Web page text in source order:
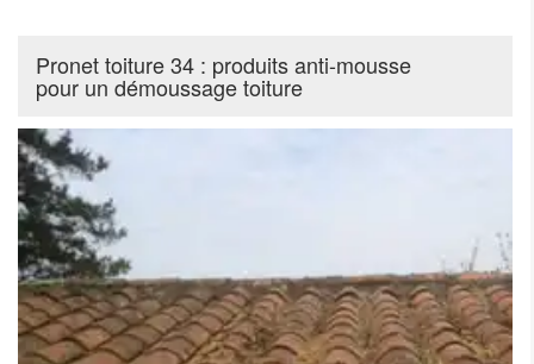
Pronet toiture 34 : produits anti-mousse
pour un démoussage toiture